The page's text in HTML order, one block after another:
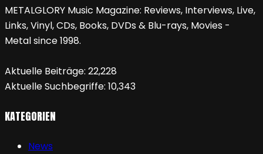
METALGLORY Music Magazine: Reviews, Interviews, Live,
Links, Vinyl, CDs, Books, DVDs & Blu-rays, Movies -
Metal since 1998.
Aktuelle Beiträge: 22,228
Aktuelle Suchbegriffe: 10,343
KATEGORIEN
News